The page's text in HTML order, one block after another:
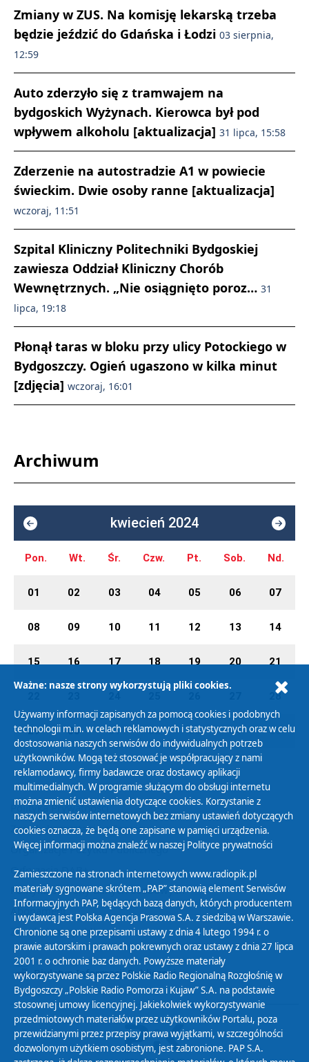
Zmiany w ZUS. Na komisję lekarską trzeba
będzie jeździć do Gdańska i Łodzi 03 sierpnia,
12:59
Auto zderzyło się z tramwajem na
bydgoskich Wyżynach. Kierowca był pod
wpływem alkoholu [aktualizacja] 31 lipca, 15:58
Zderzenie na autostradzie A1 w powiecie
świeckim. Dwie osoby ranne [aktualizacja]
wczoraj, 11:51
Szpital Kliniczny Politechniki Bydgoskiej
zawiesza Oddział Kliniczny Chorób
Wewnętrznych. „Nie osiągnięto poroz… 31
lipca, 19:18
Płonął taras w bloku przy ulicy Potockiego w
Bydgoszczy. Ogień ugaszono w kilka minut
[zdjęcia] wczoraj, 16:01
Archiwum
kwiecień 2024
Pon. Wt. Śr. Czw. Pt. Sob. Nd.
01 02 03 04 05 06 07
08 09 10 11 12 13 14
15 16 17 18 19 20 21
28
29 30 01 02 03 04 05
Polityka Prywatności
Zasady korzystania z Serwisu
Organizacje Pożytku Publicznego
Cyfryzacja DAB+
Polityka ochrony danych osobowych
Abonament
Zamówienia publiczne
Biuletyn Informacji Publicznej
Ważne: nasze strony wykorzystują pliki cookies.
Używamy informacji zapisanych za pomocą cookies i podobnych
technologii m.in. w celach reklamowych i statystycznych oraz w celu
dostosowania naszych serwisów do indywidualnych potrzeb
użytkowników. Mogą też stosować je współpracujący z nami
reklamodawcy, firmy badawcze oraz dostawcy aplikacji
multimedialnych. W programie służącym do obsługi internetu
można zmienić ustawienia dotyczące cookies. Korzystanie z
naszych serwisów internetowych bez zmiany ustawień dotyczących
cookies oznacza, że będą one zapisane w pamięci urządzenia.
Więcej informacji można znaleźć w naszej Polityce prywatności
Zamieszczone na stronach internetowych www.radiopik.pl
materiały sygnowane skrótem „PAP” stanowią element Serwisów
Informacyjnych PAP, będących bazą danych, których producentem
i wydawcą jest Polska Agencja Prasowa S.A. z siedzibą w Warszawie.
Chronione są one przepisami ustawy z dnia 4 lutego 1994 r. o
prawie autorskim i prawach pokrewnych oraz ustawy z dnia 27 lipca
2001 r. o ochronie baz danych. Powyższe materiały
wykorzystywane są przez Polskie Radio Regionalną Rozgłośnię w
Bydgoszczy „Polskie Radio Pomorza i Kujaw” S.A. na podstawie
stosownej umowy licencyjnej. Jakiekolwiek wykorzystywanie
przedmiotowych materiałów przez użytkowników Portalu, poza
przewidzianymi przez przepisy prawa wyjątkami, w szczególności
dozwolonym użytkiem osobistym, jest zabronione. PAP S.A.